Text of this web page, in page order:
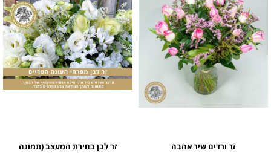
זר ורדים שיר אהבה
זר לבן בחירת המעצב (תמונה